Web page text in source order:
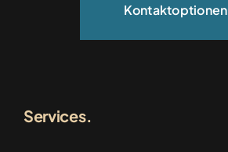
Kontaktoptionen
Services.